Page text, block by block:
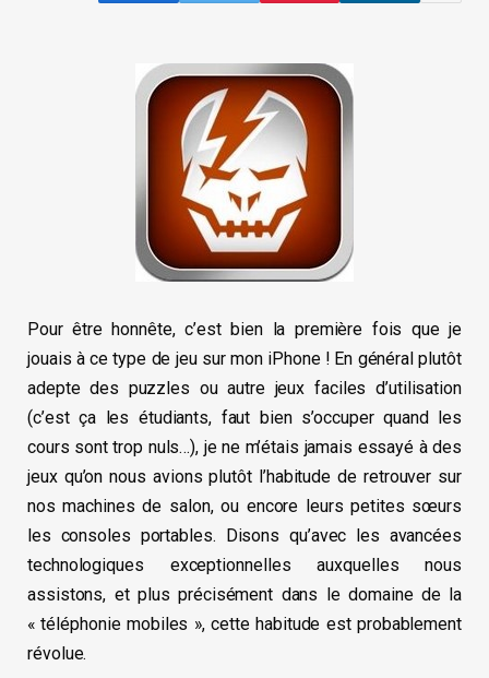
Pour être honnête, c’est bien la première fois que je
jouais à ce type de jeu sur mon iPhone ! En général plutôt
adepte des puzzles ou autre jeux faciles d’utilisation
(c’est ça les étudiants, faut bien s’occuper quand les
cours sont trop nuls…), je ne m’étais jamais essayé à des
jeux qu’on nous avions plutôt l’habitude de retrouver sur
nos machines de salon, ou encore leurs petites sœurs
les consoles portables. Disons qu’avec les avancées
technologiques exceptionnelles auxquelles nous
assistons, et plus précisément dans le domaine de la
« téléphonie mobiles », cette habitude est probablement
révolue.